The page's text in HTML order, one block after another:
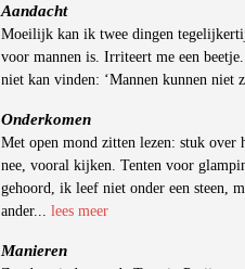
Aandacht
Moeilijk kan ik twee dingen
voor mannen is. Irriteert me een
niet kan vinden: ‘Mannen kunnen niet
Onderkomen
Met open mond zitten lezen: stuk over
nee, vooral kijken. Tenten voor
gehoord, ik leef niet onder een steen,
ander... lees meer
Manieren